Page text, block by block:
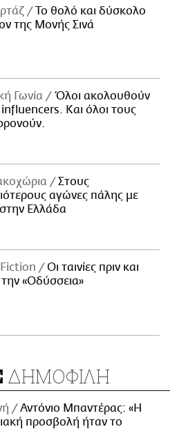
Το θολό και δύσκολο
της Μονής Σινά
Γωνία
Όλοι ακολουθούν
Και όλοι τους
Στους
αγώνες πάλης με
Ελλάδα
Οι ταινίες πριν και
«Οδύσσεια»
ΔΗΜΟΦΙΛΗ
Αντόνιο Μπαντέρας: «Η
προσβολή ήταν το